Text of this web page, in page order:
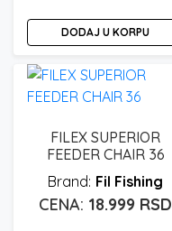
DODAJ U KORPU
FILEX SUPERIOR
FEEDER CHAIR 36
Fil Fishing
18.999 RSD